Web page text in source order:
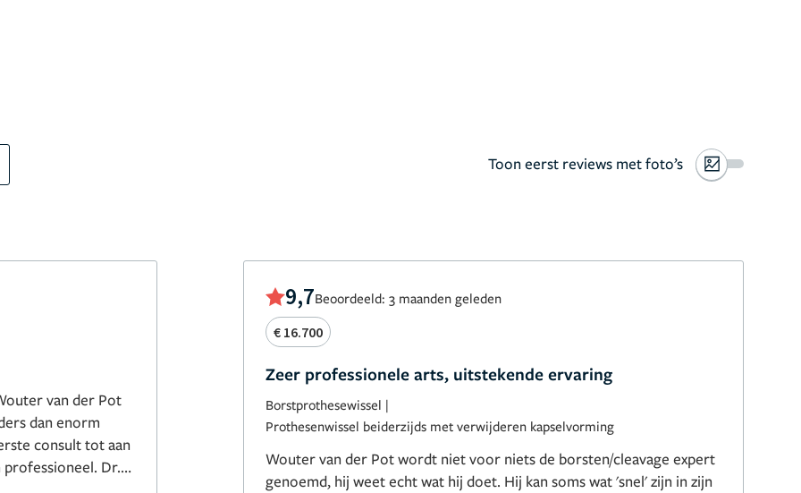
Toon eerst reviews met foto’s
van der Pot
dan enorm
consult tot aan
Dr.
9,7Beoordeeld: 3 maanden geleden
€ 16.700
Zeer professionele arts, uitstekende ervaring
Borstprothesewissel |
Prothesenwissel beiderzijds met verwijderen kapselvorming
Wouter van der Pot wordt niet voor niets de borsten/cleavage expert
genoemd, hij weet echt wat hij doet. Hij kan soms wat 'snel' zijn in zijn